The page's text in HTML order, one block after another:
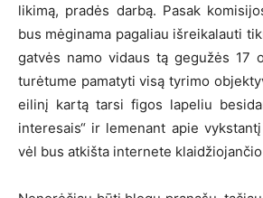
likimą, pradės darbą. Pasak
bus mėginama pagaliau išreikalauti
gatvės namo vidaus tą gegužės 17
turėtume pamatyti visą tyrimo
eilinį kartą tarsi figos lapeliu
interesais“ ir lemenant apie
vėl bus atkišta internete